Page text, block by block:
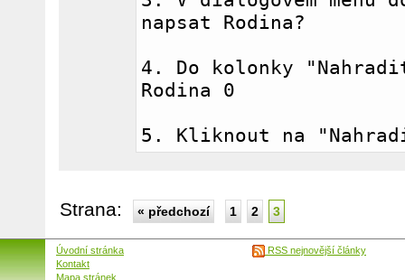
napsat Rodina?
4. Do kolonky
Rodina 0
5. Kliknout na
Strana: « předchozí 1 2 3
Úvodní stránka
Kontakt
Mapa stránek
RSS nejnovější články